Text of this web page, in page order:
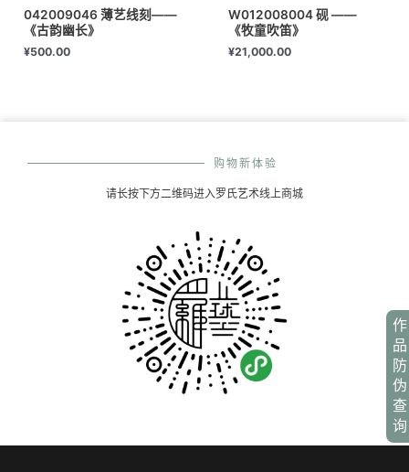
作
品
防
伪
查
询
042009046 薄艺线刻——
《古韵幽长》
¥500.00
W012008004 砚 ——
《牧童吹笛》
¥21,000.00
购物新体验
请长按下方二维码进入罗氏艺术线上商城